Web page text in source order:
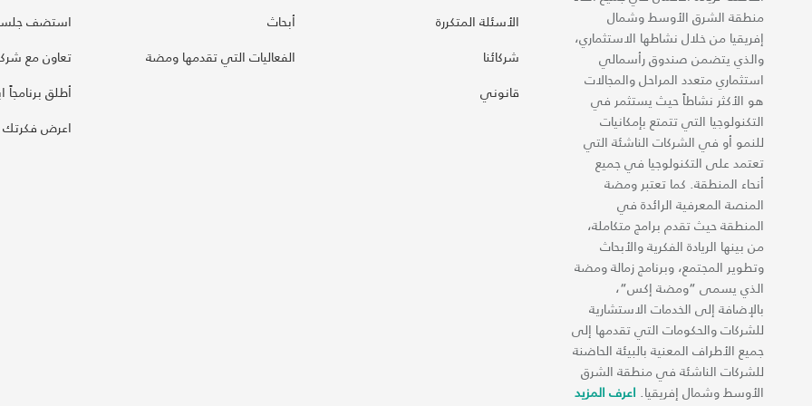
منطقة الشرق الأوسط وشمال
إفريقيا من خلال نشاطها الاستثماري،
والذي يتضمن صندوق رأسمالي
استثماري متعدد المراحل والمجالات
هو الأكثر نشاطاً حيث يستثمر في
التكنولوجيا التي تتمتع بإمكانيات
للنمو أو في الشركات الناشئة التي
تعتمد على التكنولوجيا في جميع
أنحاء المنطقة. كما تعتبر ومضة
المنصة المعرفية الرائدة في
المنطقة حيث تقدم برامج متكاملة،
من بينها الريادة الفكرية والأبحاث
وتطوير المجتمع، وبرنامج زمالة ومضة
الذي يسمى “ومضة إكس“،
بالإضافة إلى الخدمات الاستشارية
للشركات والحكومات التي تقدمها إلى
جميع الأطراف المعنية بالبيئة الحاضنة
للشركات الناشئة في منطقة الشرق
الأوسط وشمال إفريقيا. اعرف المزيد
الأسئلة المتكررة
شركائنا
قانوني
أبحاث
الفعاليات التي تقدمها ومضة
استضف
تعاون مع
أطلق برنامجاً
اعرض